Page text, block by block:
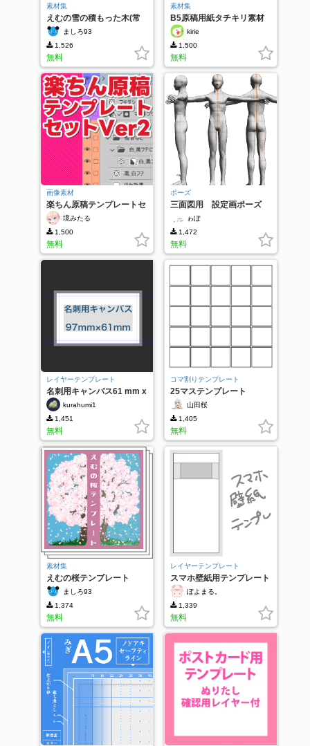
素材集
えむの雪の積もった木(常
緑樹）ましろ93
1,526
無料
素材集
B5原稿用紙タチキリ素材
kirie
1,500
無料
画像素材
楽ちん原稿テンプレートセ
ットVer2
境みたる
1,500
無料
ポーズ
三面図用 設定画ポーズ
ゎぽ
1,472
無料
レイヤーテンプレート
名刺用キャンバス61 mm x
97mmkurahumi1
1,451
無料
コマ割りテンプレート
25マステンプレート
山田桜
1,405
無料
素材集
えむの桜テンプレート
ましろ93
1,374
無料
レイヤーテンプレート
スマホ壁紙用テンプレート
ぽよまる。
1,339
無料